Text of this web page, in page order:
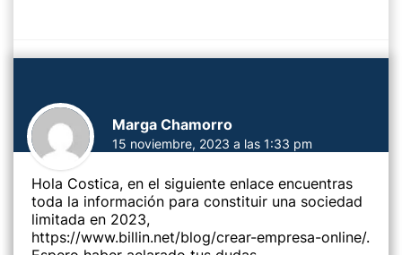
Marga Chamorro
15 noviembre, 2023 a las 1:33 pm
Hola Costica, en el siguiente enlace encuentras
toda la información para constituir una sociedad
limitada en 2023,
https://www.billin.net/blog/crear-empresa-online/.